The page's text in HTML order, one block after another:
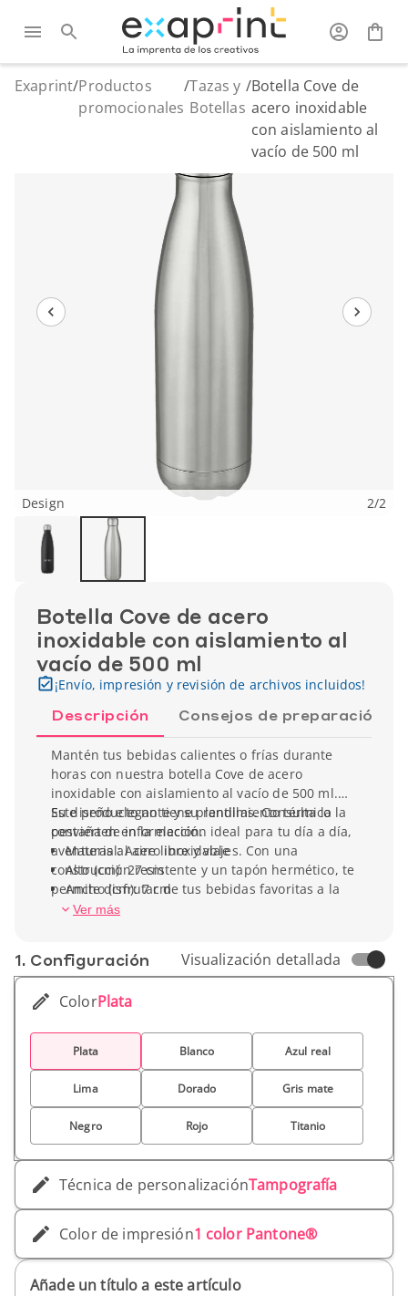
Exaprint/Productos
promocionales
/Tazas y
Botellas
/Botella Cove de
acero inoxidable
con aislamiento al
vacío de 500 ml
Design 2/2
Botella Cove de acero
inoxidable con aislamiento al
vacío de 500 ml
¡Envío, impresión y revisión de archivos incluidos!
Descripción Consejos de preparación
Mantén tus bebidas calientes o frías durante
horas con nuestra botella Cove de acero
inoxidable con aislamiento al vacío de 500 ml.
Su diseño elegante y su rendimiento térmico la
convierten en la elección ideal para tu día a día,
aventuras al aire libre y viajes. Con una
construcción resistente y un tapón hermético, te
permite disfrutar de tus bebidas favoritas a la
temperatura perfecta, estés donde estés. Ya sea
botella Cove es tu compañera ideal para
estás en movimiento. Personalízala fácilmente
Este producto no tiene plantillas. Consulta la
pestaña de información.
Material: Acero inoxidable
Alto (cm): 27 cm
Ancho (cm): 7 cm
Capacidad: 50 cl
Ver más
1. Conf­iguración Visualización detallada
ColorPlata
Plata Blanco Azul real
Lima Dorado Gris mate
Negro Rojo Titanio
Técnica de personalizaciónTampografía
Color de impresión1 color Pantone®
Añade un título a este artículo